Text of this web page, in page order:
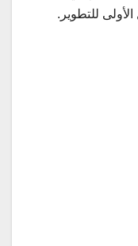
للتطوير.